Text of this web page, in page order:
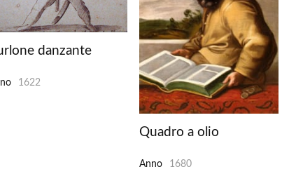
danzante
1622
Quadro a olio
Anno 1680